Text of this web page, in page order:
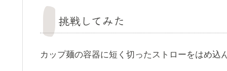
挑戦してみた
カップ麺の容器に短く切ったストローをはめ